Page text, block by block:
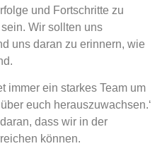
und Fortschritte zu
Wir sollten uns
uns daran zu erinnern, wie
immer ein starkes Team um
euch herauszuwachsen.‘
dass wir in der
können.